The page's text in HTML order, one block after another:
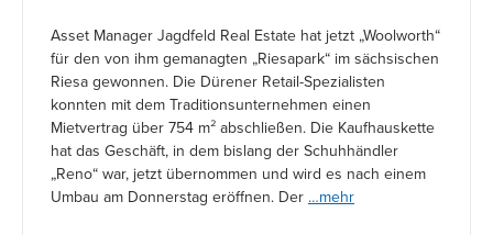
Asset Manager Jagdfeld Real Estate hat jetzt „Woolworth“
für den von ihm gemanagten „Riesapark“ im sächsischen
Riesa gewonnen. Die Dürener Retail-Spezialisten
konnten mit dem Traditionsunternehmen einen
Mietvertrag über 754 m² abschließen. Die Kaufhauskette
hat das Geschäft, in dem bislang der Schuhhändler
„Reno“ war, jetzt übernommen und wird es nach einem
Umbau am Donnerstag eröffnen. Der …mehr